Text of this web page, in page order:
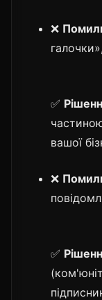
❌
✅
вашої
❌
✅